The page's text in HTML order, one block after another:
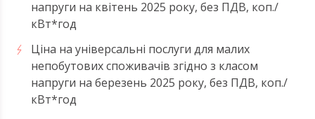
напруги на квітень 2025 року, без ПДВ, коп./
кВт*год
Ціна на універсальні послуги для малих
непобутових споживачів згідно з класом
напруги на березень 2025 року, без ПДВ, коп./
кВт*год